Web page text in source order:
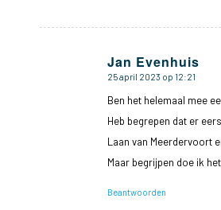
Jan Evenhuis
zegt:
25 april 2023 op 12:21
Ben het helemaal mee
Heb begrepen dat er
Laan van Meerdervoort
Maar begrijpen doe ik
Beantwoorden